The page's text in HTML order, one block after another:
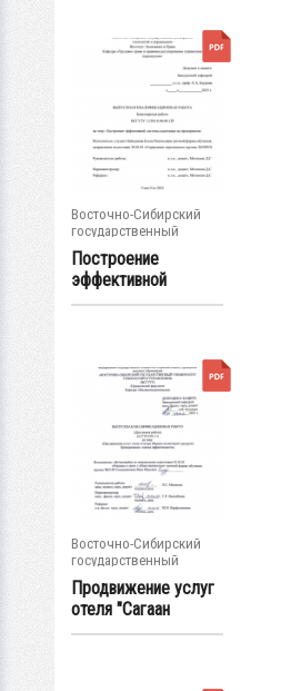
Восточно-Сибирский
государственный
университет...
Построение
эффективной
системы адаптации...
Восточно-Сибирский
государственный
университет...
Продвижение услуг
отеля "Сагаан
Морин" на...